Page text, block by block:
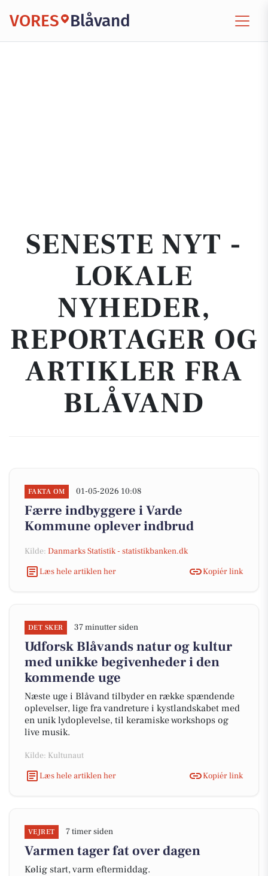
VORES Blåvand
SENESTE NYT -
LOKALE
NYHEDER,
REPORTAGER OG
ARTIKLER FRA
BLÅVAND
FAKTA OM 01-05-2026 10:08
Færre indbyggere i Varde
Kommune oplever indbrud
Kilde: Danmarks Statistik - statistikbanken.dk
Læs hele artiklen her
Kopiér link
DET SKER 37 minutter siden
Udforsk Blåvands natur og kultur
med unikke begivenheder i den
kommende uge
Næste uge i Blåvand tilbyder en række spændende
oplevelser, lige fra vandreture i kystlandskabet med
en unik lydoplevelse, til keramiske workshops og
live musik.
Kilde: Kultunaut
Læs hele artiklen her
Kopiér link
VEJRET 7 timer siden
Varmen tager fat over dagen
Kølig start, varm eftermiddag.